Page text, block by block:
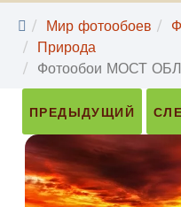
Мир фотообоев
Природа
Фотообои МОСТ
ПРЕДЫДУЩИЙ